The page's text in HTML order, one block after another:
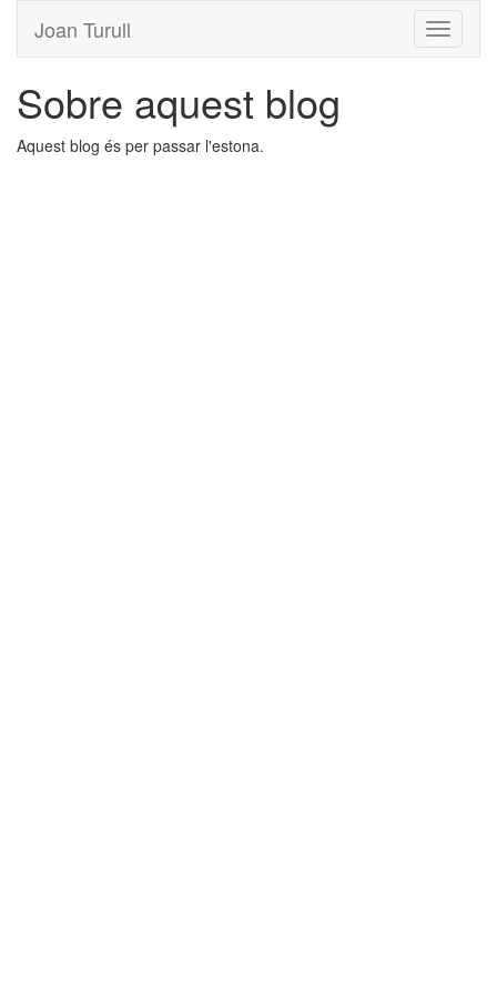
Joan Turull
Sobre aquest blog
Aquest blog és per passar l'estona.